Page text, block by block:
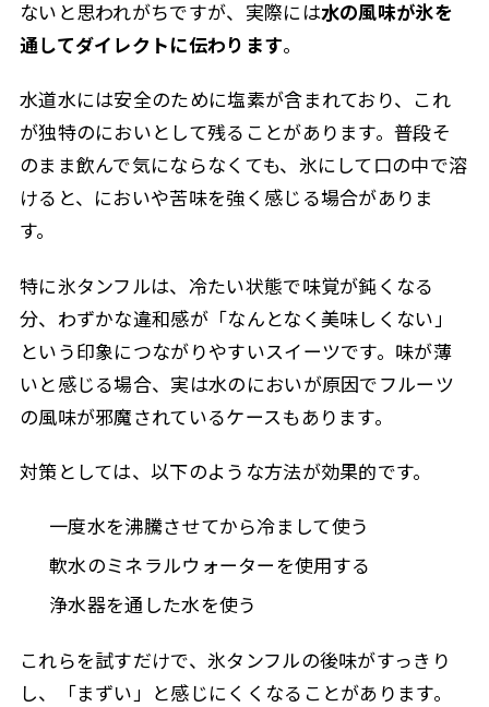
ないと思われがちですが、実際には水の風味が氷を
通してダイレクトに伝わります。
水道水には安全のために塩素が含まれており、これ
が独特のにおいとして残ることがあります。普段そ
のまま飲んで気にならなくても、氷にして口の中で溶
けると、においや苦味を強く感じる場合がありま
す。
特に氷タンフルは、冷たい状態で味覚が鈍くなる
分、わずかな違和感が「なんとなく美味しくない」
という印象につながりやすいスイーツです。味が薄
いと感じる場合、実は水のにおいが原因でフルーツ
の風味が邪魔されているケースもあります。
対策としては、以下のような方法が効果的です。
一度水を沸騰させてから冷まして使う
軟水のミネラルウォーターを使用する
浄水器を通した水を使う
これらを試すだけで、氷タンフルの後味がすっきり
し、「まずい」と感じにくくなることがあります。